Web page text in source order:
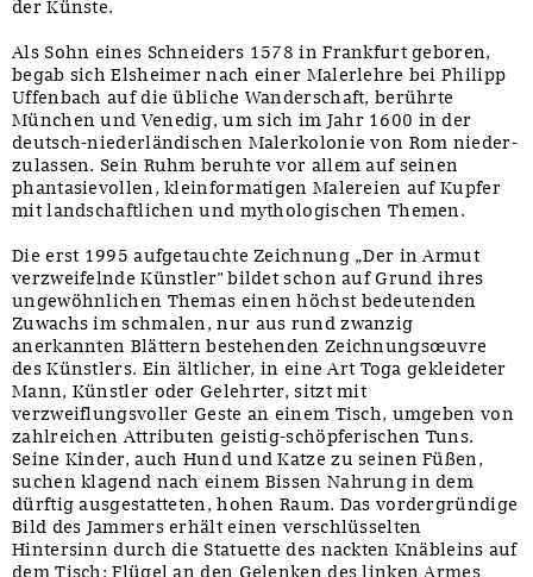
der Künste.
Als Sohn eines Schneiders 1578 in Frankfurt geboren,
begab sich Elsheimer nach einer Malerlehre bei Philipp
Uffenbach auf die übliche Wanderschaft, berührte
München und Venedig, um sich im Jahr 1600 in der
deutsch-niederländischen Malerkolonie von Rom nieder-
zulassen. Sein Ruhm beruhte vor allem auf seinen
phantasievollen, kleinformatigen Malereien auf Kupfer
mit landschaftlichen und mythologischen Themen.
Die erst 1995 aufgetauchte Zeichnung „Der in Armut
verzweifelnde Künstler" bildet schon auf Grund ihres
ungewöhnlichen Themas einen höchst bedeutenden
Zuwachs im schmalen, nur aus rund zwanzig
anerkannten Blättern bestehenden Zeichnungsœuvre
des Künstlers. Ein ältlicher, in eine Art Toga gekleideter
Mann, Künstler oder Gelehrter, sitzt mit
verzweiflungsvoller Geste an einem Tisch, umgeben von
zahlreichen Attributen geistig-schöpferischen Tuns.
Seine Kinder, auch Hund und Katze zu seinen Füßen,
suchen klagend nach einem Bissen Nahrung in dem
dürftig ausgestatteten, hohen Raum. Das vordergründige
Bild des Jammers erhält einen verschlüsselten
Hintersinn durch die Statuette des nackten Knäbleins auf
dem Tisch: Flügel an den Gelenken des linken Armes